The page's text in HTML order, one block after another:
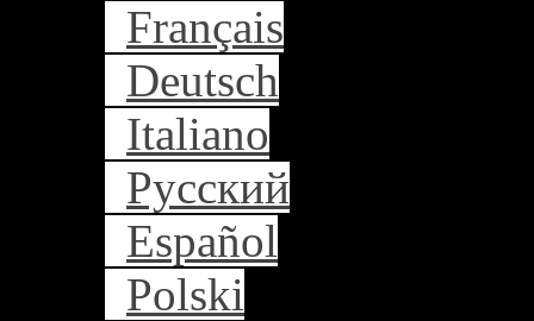
Français
Deutsch
Italiano
Русский
Español
Polski